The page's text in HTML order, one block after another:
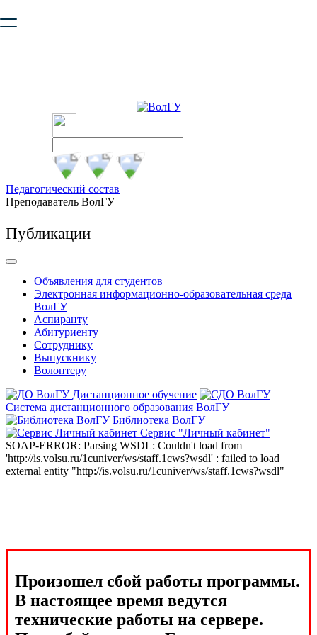
безопасную работу с сайтом. Пожалуйста
Педагогический состав
Преподаватель ВолГУ
Публикации
Объявления для студентов
Электронная информационно-образовательная среда
ВолГУ
Аспиранту
Абитуриенту
Сотруднику
Выпускнику
Волонтеру
Дистанционное обучение
Система дистанционного образования ВолГУ
Библиотека ВолГУ
Сервис "Личный кабинет"
SOAP-ERROR: Parsing WSDL: Couldn't load from
'http://is.volsu.ru/1cuniver/ws/staff.1cws?wsdl' : failed to load
external entity "http://is.volsu.ru/1cuniver/ws/staff.1cws?wsdl"
Произошел сбой работы программы.
В настоящее время ведутся
технические работы на сервере.